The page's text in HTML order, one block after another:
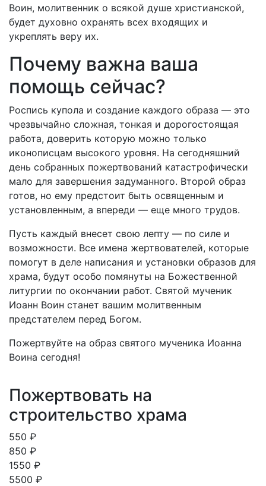
Воин, молитвенник о всякой душе христианской,
будет духовно охранять всех входящих и
укреплять веру их.
Почему важна ваша
помощь сейчас?
Роспись купола и создание каждого образа — это
чрезвычайно сложная, тонкая и дорогостоящая
работа, доверить которую можно только
иконописцам высокого уровня. На сегодняшний
день собранных пожертвований катастрофически
мало для завершения задуманного. Второй образ
готов, но ему предстоит быть освященным и
установленным, а впереди — еще много трудов.
Пусть каждый внесет свою лепту — по силе и
возможности. Все имена жертвователей, которые
помогут в деле написания и установки образов для
храма, будут особо помянуты на Божественной
литургии по окончании работ. Святой мученик
Иоанн Воин станет вашим молитвенным
предстателем перед Богом.
Пожертвуйте на образ святого мученика Иоанна
Воина сегодня!
Пожертвовать на
строительство храма
550 ₽
850 ₽
1550 ₽
5500 ₽